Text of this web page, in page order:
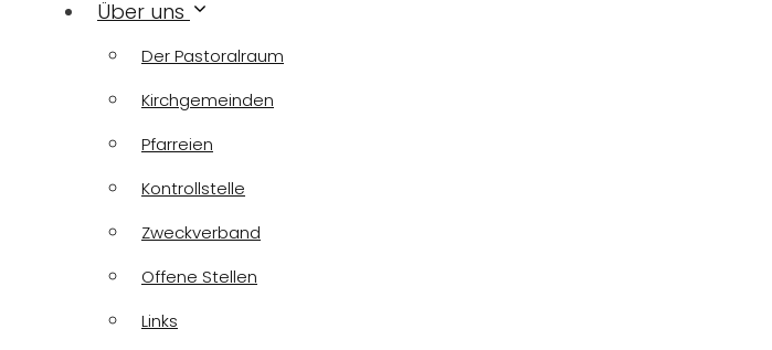
Über uns
Der Pastoralraum
Kirchgemeinden
Pfarreien
Kontrollstelle
Zweckverband
Offene Stellen
Links